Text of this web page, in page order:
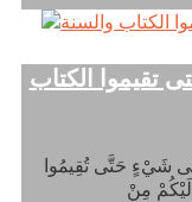
تقيموا الكتاب
شَيْءٍ حَتَّى تُقِيمُوا